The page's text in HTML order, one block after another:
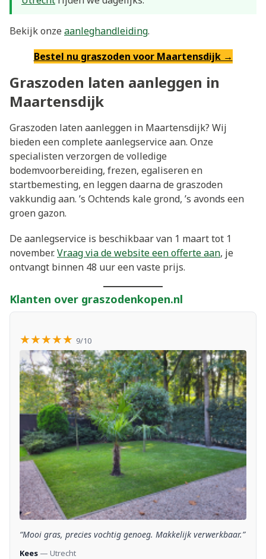
Bekijk onzeaanleghandleiding.
Bestel nu graszoden voor Maartensdijk →
Graszoden laten aanleggen in
Maartensdijk
Graszoden laten aanleggen in Maartensdijk? Wij
bieden een complete aanlegservice aan. Onze
specialisten verzorgen de volledige
bodemvoorbereiding, frezen, egaliseren en
startbemesting, en leggen daarna de graszoden
vakkundig aan. ’s Ochtends kale grond, ’s avonds een
groen gazon.
De aanlegservice is beschikbaar van 1 maart tot 1
november.Vraag via de website een offerte aan, je
ontvangt binnen 48 uur een vaste prijs.
Klanten over graszodenkopen.nl
★★★★★ 9/10
“Mooi gras, precies vochtig genoeg. Makkelijk verwerkbaar.”
Kees — Utrecht